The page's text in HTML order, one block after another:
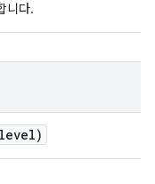
니다.